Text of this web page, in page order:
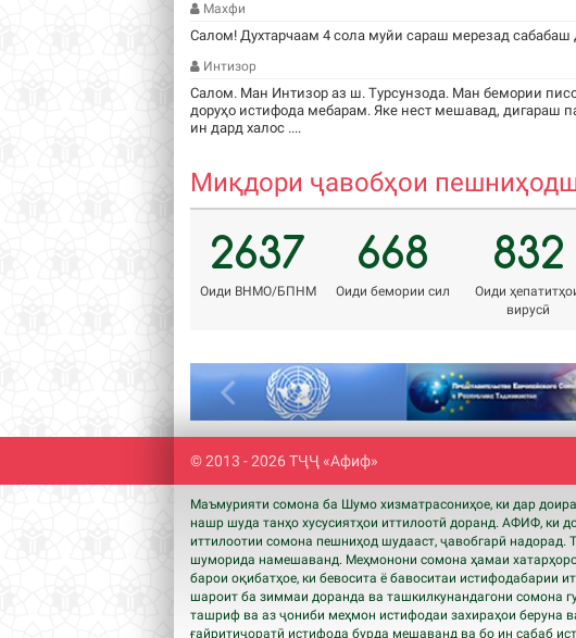
Махфи
Салом! Духтарчаам 4 сола муйи сараш мерезад сабабаш
Интизор
Салом. Ман Интизор аз ш. Турсунзода. Ман бемории
доруҳо истифода мебарам. Яке нест мешавад, дигараш
ин дард халос ....
Миқдори ҷавобҳои
2637
Оиди ВНМО/БПНМ
668
Оиди бемории сил
832
Оиди
вирусӣ
Previous
© 2013 - 2026 ТҶҶ «Афиф»
Маъмурияти сомона ба Шумо хизматрасониҳое, ки дар
нашр шуда танҳо хусусиятҳои иттилоотӣ доранд. АФИФ, ки
иттилоотии сомона пешниҳод шудааст, ҷавобгарӣ надорад.
шуморида намешаванд. Меҳмонони сомона ҳамаи
барои оқибатҳое, ки бевосита ё бавоситаи истифодабарии
шароит ба зиммаи доранда ва ташкилкунандагони сомона
ташриф ва аз ҷониби меҳмон истифодаи захираҳои беруна
ғайритиҷоратӣ истифода бурда мешаванд ва бо ин сабаб